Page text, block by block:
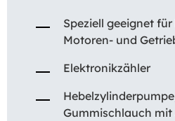
Speziell geeignet
Motoren- und
Elektronikzähler
Gummischlauch